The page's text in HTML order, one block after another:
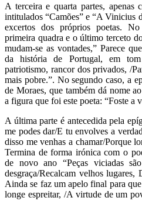
A terceira e quarta partes, apenas
intitulados “Camões” e “A Vinicius
excertos dos próprios poetas.
primeira quadra e o último terceto
mudam-se as vontades,” Parece
da história de Portugal, em
patriotismo, rancor dos privados, /
mais pobre.”. No segundo caso, a
de Moraes, que também dá nome
a figura que foi este poeta: “Foste a
A última parte é antecedida pela
me podes dar/E tu envolves a
disso me venhas a chamar/Porque
Termina de forma irónica com o
de novo ano “Peças viciadas
desgraça/Recalcam velhos lugares,
Ainda se faz um apelo final para
longe espreitar, /A virtude de um